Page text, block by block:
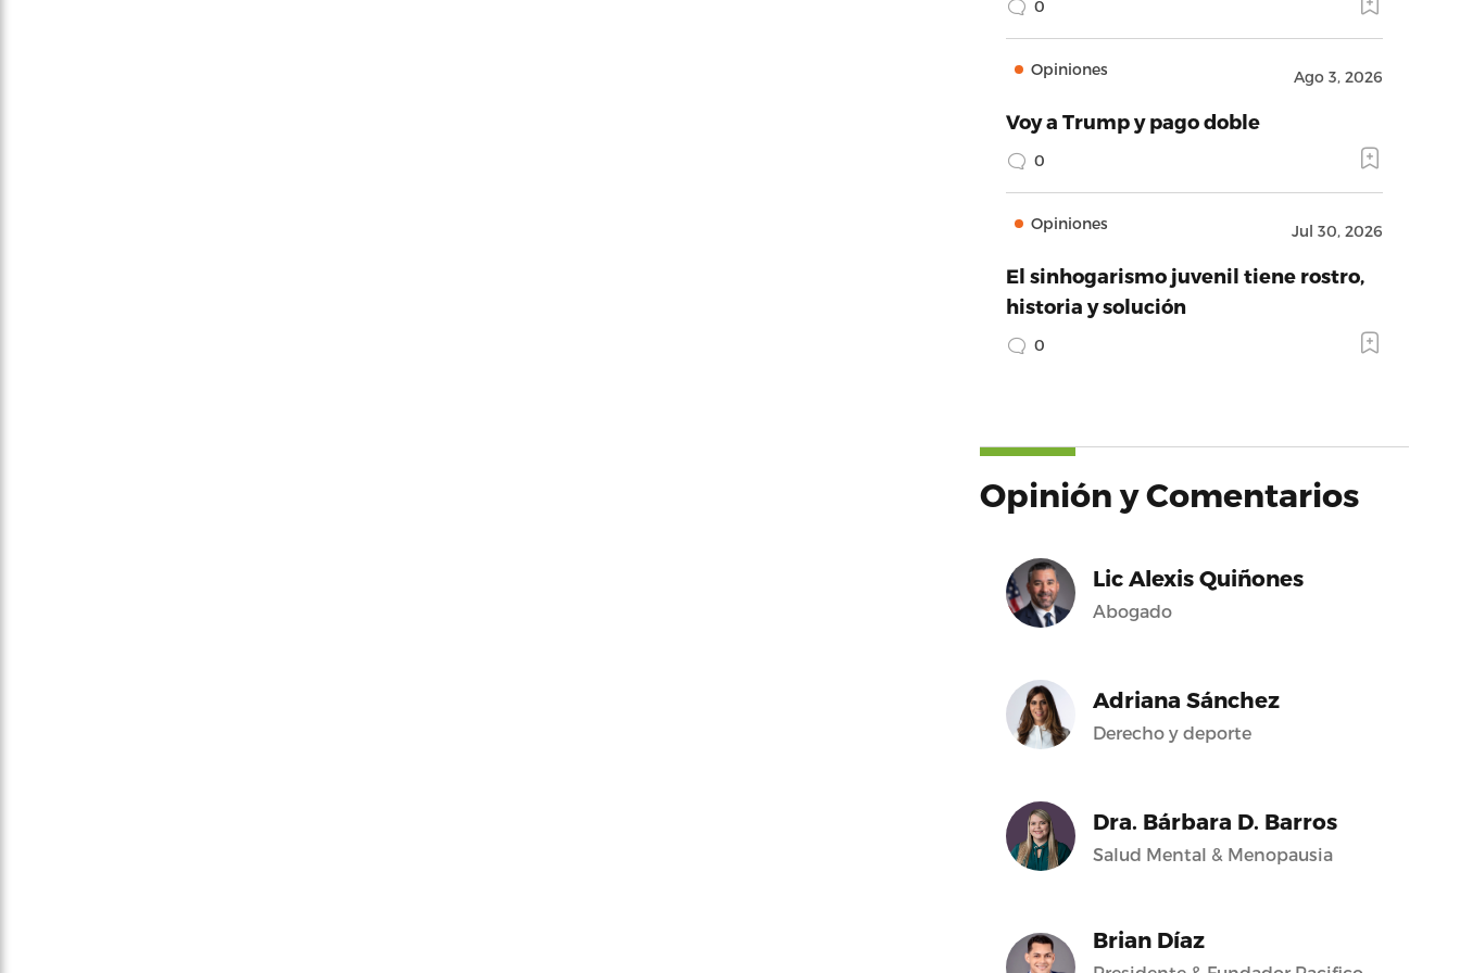
0
Opiniones Ago 3, 2026
Voy a Trump y pago doble
0
Opiniones Jul 30, 2026
El sinhogarismo juvenil tiene rostro,
historia y solución
0
Opinión y Comentarios
Lic Alexis Quiñones
Abogado
Adriana Sánchez
Derecho y deporte
Dra. Bárbara D. Barros
Salud Mental & Menopausia
Brian Díaz